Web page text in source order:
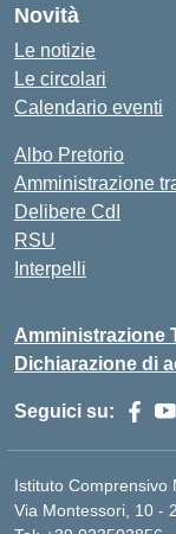
Novità
Le notizie
Le circolari
Calendario eventi
Albo Pretorio
Amministrazione
Delibere CdI
RSU
Interpelli
Amministrazione
Dichiarazione di
Seguici su:
Istituto Comprensivo
Via Montessori, 10 -